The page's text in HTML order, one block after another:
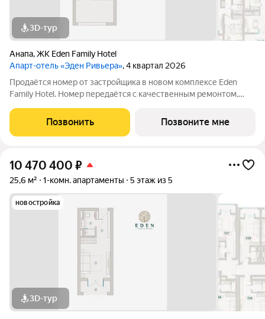
3D-тур
Анапа,ЖК Eden Family Hotel
Апарт-отель «Эден Ривьера», 4 квартал 2026
Продаётся номер от застройщика в новом комплексе Eden
Family Hotel. Номер передаётся с качественным ремонтом,
заселению или сдаче в аренду. Прямая продажа от
застройщика, прозрачные условия,
Позвонить Позвоните мне
10 470 400 ₽
25,6 м² 1-комн. апартаменты 5 этаж из 5
новостройка
3D-тур